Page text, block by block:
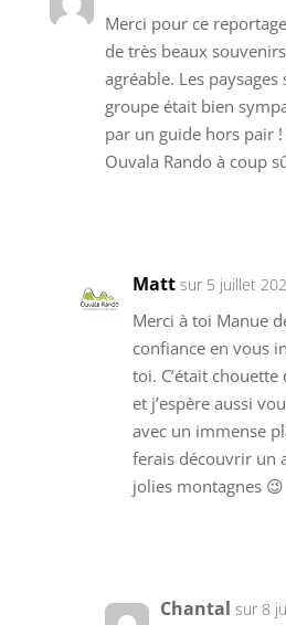
Merci pour ce
de très beaux
agréable. Les
groupe était bien
par un guide hors pair
Ouvala Rando à coup
Matt sur 5 juillet
Merci à toi Manue
confiance en vous
toi. C’était
et j’espère aussi
avec un immense
ferais découvrir un
jolies montagnes 😉
Chantal sur 8